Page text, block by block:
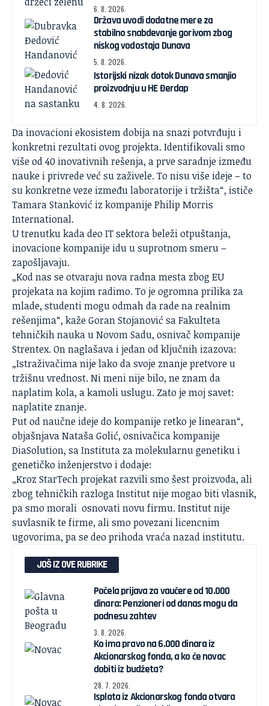
6. 8. 2026.
Država uvodi dodatne mere za
stabilno snabdevanje gorivom zbog
niskog vodostaja Dunava
5. 8. 2026.
Istorijski nizak dotok Dunava smanjio
proizvodnju u HE Đerdap
4. 8. 2026.
Da inovacioni ekosistem dobija na snazi potvrđuju i
konkretni rezultati ovog projekta. Identifikovali smo
više od 40 inovativnih rešenja, a prve saradnje između
nauke i privrede već su zaživele. To nisu više ideje – to
su konkretne veze između laboratorije i tržišta“, ističe
Tamara Stanković iz kompanije Philip Morris
International.
U trenutku kada deo IT sektora beleži otpuštanja,
inovacione kompanije idu u suprotnom smeru –
zapošljavaju.
„Kod nas se otvaraju nova radna mesta zbog EU
projekata na kojim radimo. To je ogromna prilika za
mlade, studenti mogu odmah da rade na realnim
rešenjima“, kaže Goran Stojanović sa Fakulteta
tehničkih nauka u Novom Sadu, osnivač kompanije
Strentex. On naglašava i jedan od ključnih izazova:
„Istraživačima nije lako da svoje znanje pretvore u
tržišnu vrednost. Ni meni nije bilo, ne znam da
naplatim kola, a kamoli uslugu. Zato je moj savet:
naplatite znanje.
Put od naučne ideje do kompanije retko je linearan“,
objašnjava Nataša Golić, osnivačica kompanije
DiaSolution, sa Instituta za molekularnu genetiku i
genetičko inženjerstvo i dodaje:
„Kroz StarTechprojekat razvili smo šest proizvoda, ali
zbog tehničkih razloga Institut nije mogao biti vlasnik,
pa smo morali osnovati novu firmu. Institut nije
suvlasnik te firme, ali smo povezani licencnim
ugovorima, pa se deo prihoda vraća nazad institutu.
JOŠ IZ OVE RUBRIKE
Počela prijava za vaučere od 10.000
dinara: Penzioneri od danas mogu da
podnesu zahtev
3. 8. 2026.
Ko ima pravo na 6.000 dinara iz
Akcionarskog fonda, a ko će novac
dobiti iz budžeta?
28. 7. 2026.
Isplata iz Akcionarskog fonda otvara